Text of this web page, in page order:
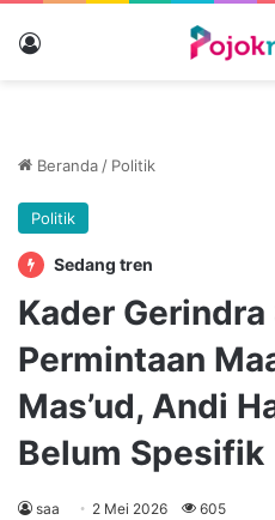
Beranda / Politik
Politik
Sedang tren
Kader Gerindra
Permintaan
Mas’ud, Andi
Belum Spesifik
saa 2 Mei 2026 605